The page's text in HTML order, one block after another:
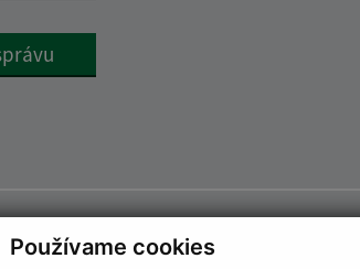
Používame cookies